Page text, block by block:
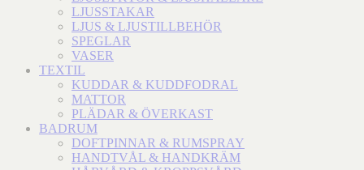
LJUSSTAKAR
LJUS & LJUSTILLBEHÖR
SPEGLAR
VASER
TEXTIL
KUDDAR & KUDDFODRAL
MATTOR
PLÄDAR & ÖVERKAST
BADRUM
DOFTPINNAR & RUMSPRAY
HANDTVÅL & HANDKRÄM